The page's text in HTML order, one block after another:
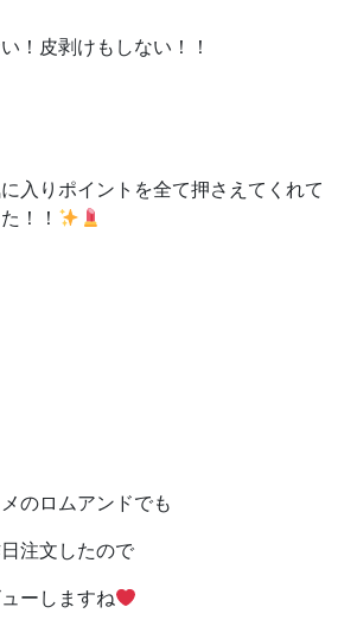
！皮剥けもしない！！
入りポイントを全て押さえてくれて
！！
のロムアンドでも
注文したので
ーしますね